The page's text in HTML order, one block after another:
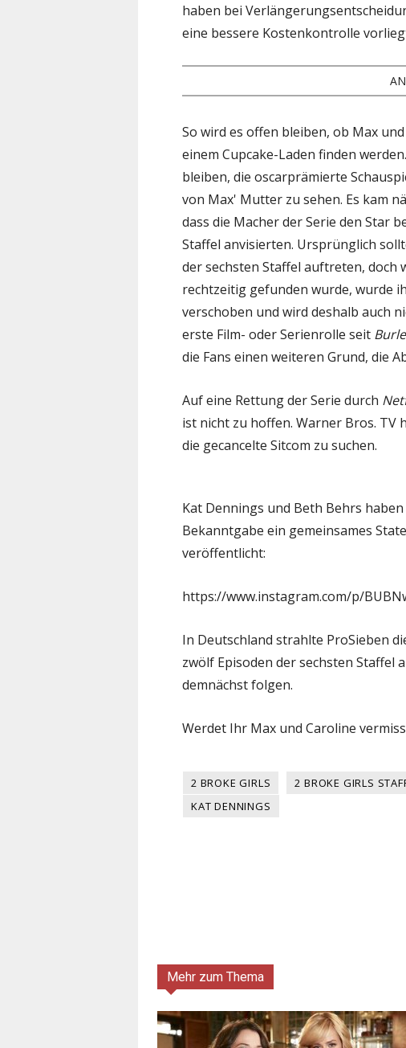
haben bei
eine bessere Kostenkontrolle
So wird es offen bleiben, ob Max
einem Cupcake-Laden finden
bleiben, die oscarprämierte
von Max' Mutter zu sehen. Es kam
dass die Macher der Serie den Star
Staffel anvisierten. Ursprünglich
der sechsten Staffel auftreten, doch
rechtzeitig gefunden wurde, wurde
verschoben und wird deshalb auch
erste Film- oder Serienrolle seit
die Fans einen weiteren Grund, die
Auf eine Rettung der Serie durch
ist nicht zu hoffen. Warner Bros. TV
die gecancelte Sitcom zu suchen.
Kat Dennings und Beth Behrs
Bekanntgabe ein gemeinsames
veröffentlicht:
https://www.instagram.com/p/
In Deutschland strahlte ProSieben
zwölf Episoden der sechsten Staffel
demnächst folgen.
Werdet Ihr Max und Caroline
2 BROKE GIRLS 2 BROKE GIRLS
KAT DENNINGS
Mehr zum Thema